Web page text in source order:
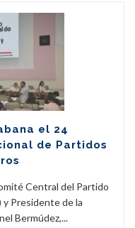
el 24
de Partidos
Central del Partido
y Presidente de la
Bermúdez,...